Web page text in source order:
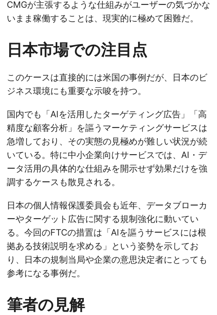
CMGが主張するような仕組みがユーザーの気づかな
いまま稼働することは、現実的に極めて困難だ。
日本市場での注目点
このケースは直接的には米国の事例だが、日本のビ
ジネス環境にも重要な示唆を持つ。
国内でも「AIを活用したターゲティング広告」「高
精度な顧客分析」を謳うマーケティングサービスは
急増しており、その実態の見極めが難しい状況が続
いている。特に中小企業向けサービスでは、AI・デ
ータ活用の具体的な仕組みを開示せず効果だけを強
調するケースも散見される。
日本の個人情報保護委員会も近年、データブローカ
ーやターゲット広告に関する規制強化に動いてい
る。今回のFTCの措置は「AIを謳うサービスには根
拠ある技術説明を求める」という姿勢を示してお
り、日本の規制当局や企業の意思決定者にとっても
参考になる事例だ。
筆者の見解